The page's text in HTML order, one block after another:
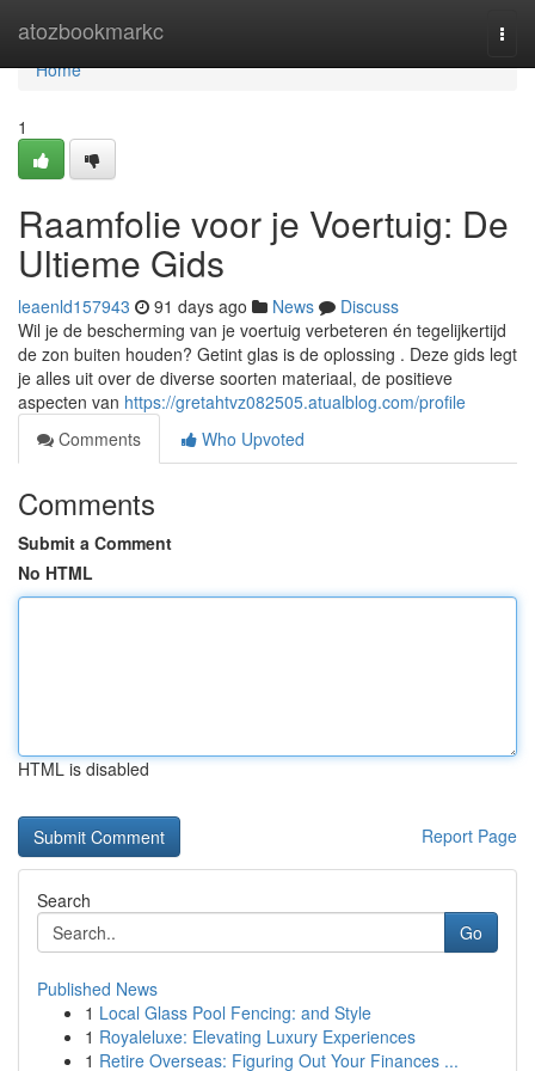
atozbookmarkc
Home
Home
1
Raamfolie voor je Voertuig: De
Ultieme Gids
leaenld157943 91 days ago News
Discuss
Wil je de bescherming van je voertuig verbeteren én tegelijkertijd
de zon buiten houden? Getint glas is de oplossing . Deze gids legt
je alles uit over de diverse soorten materiaal, de positieve
aspecten van https://gretahtvz082505.atualblog.com/profile
Comments
Who Upvoted
Comments
Submit a Comment
No HTML
HTML is disabled
Report Page
Search
Go
Published News
1 Local Glass Pool Fencing: and Style
1 Royaleluxe: Elevating Luxury Experiences
1 Retire Overseas: Figuring Out Your Finances ...